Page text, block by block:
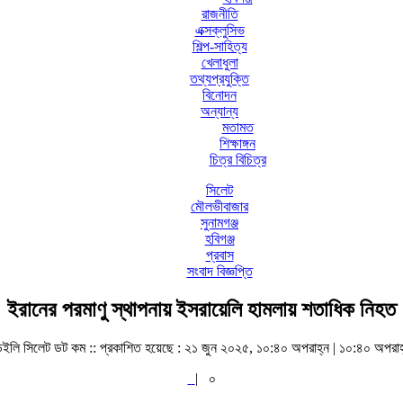
রাজনীতি
এক্সক্লুসিভ
শিল্প-সাহিত্য
খেলাধুলা
তথ্যপ্রযুক্তি
বিনোদন
অন্যান্য
মতামত
শিক্ষাঙ্গন
চিত্র বিচিত্র
সিলেট
মৌলভীবাজার
সুনামগঞ্জ
হবিগঞ্জ
প্রবাস
সংবাদ বিজ্ঞপ্তি
ইরানের পরমাণু স্থাপনায় ইসরায়েলি হামলায় শতাধিক নিহত
সিলেট ডট কম ::প্রকাশিত হয়েছে : ২১ জুন ২০২৫, ১০:৪০ অপরাহ্ন | ১০:৪০
|
০